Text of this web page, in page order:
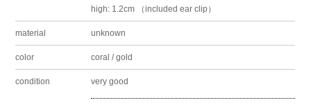
high: 1.2cm （included ear clip）
material unknown
color coral / gold
condition very good